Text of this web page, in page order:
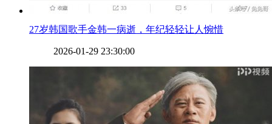
​27岁韩国歌手金韩一病逝，年纪轻轻让人惋惜
2026-01-29 23:30:00